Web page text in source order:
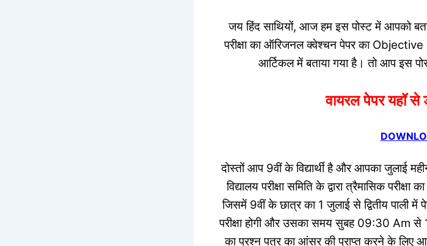
जय हिंद साथियों, आज हम इस पोस्ट में आपको
परीक्षा का ऑरिजनल क्वेश्चन पेपर का
आर्टिकल में बताया गया है। तो आप इस
वायरल पेपर यहॉ
दोस्तों आप 9वीं के विद्यार्थी है और आपका जुलाई
विद्यालय परीक्षा समिति के द्वारा त्रैमासिक
जिसमें 9वीं के छात्र का 1 जुलाई से द्वितीय पाली में
परीक्षा होगी और उसका समय सुबह 09:30 Am से
का प्रश्न पत्र का आंसर की प्राप्त करने के लिए